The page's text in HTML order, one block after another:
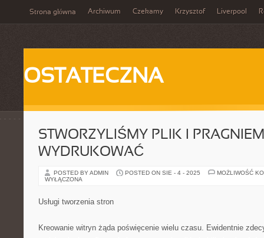
Strona główna Archiwum Czekamy Krzysztof Liverpool
OSTATECZNA
STWORZYLIŚMY PLIK I
WYDRUKOWAĆ
POSTED BY ADMIN POSTED ON SIE - 4 - 2025
MOŻLIWOŚĆ
WYŁĄCZONA
Usługi tworzenia stron
Kreowanie witryn żąda poświęcenie wielu czasu. Ewidentnie